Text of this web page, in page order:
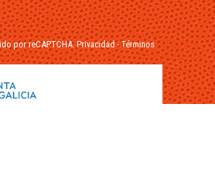
por reCAPTCHA.Privacidad-Términos